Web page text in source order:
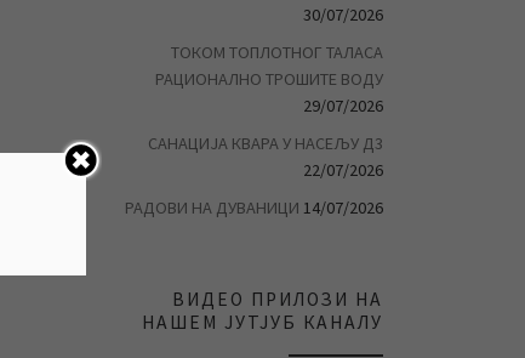
30/07/2026
ТОКОМ ТОПЛОТНОГ ТАЛАСА
РАЦИОНАЛНО ТРОШИТЕ ВОДУ
29/07/2026
САНАЦИЈА КВАРА У НАСЕЉУ Д3
22/07/2026
РАДОВИ НА ДУВАНИЦИ 14/07/2026
ВИДЕО ПРИЛОЗИ НА
НАШЕМ ЈУТЈУБ КАНАЛУ